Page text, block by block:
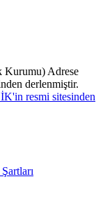
Kurumu) Adrese
derlenmiştir.
resmi sitesinden